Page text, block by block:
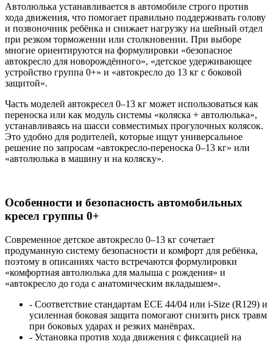
Автолюлька устанавливается в автомобиле строго против
хода движения, что помогает правильно поддерживать голову
и позвоночник ребёнка и снижает нагрузку на шейный отдел
при резком торможении или столкновении. При выборе
многие ориентируются на формулировки «безопасное
автокресло для новорождённого», «детское удерживающее
устройство группа 0+» и «автокресло до 13 кг с боковой
защитой».
Часть моделей автокресел 0–13 кг может использоваться как
переноска или как модуль системы «коляска + автолюлька»,
устанавливаясь на шасси совместимых прогулочных колясок.
Это удобно для родителей, которые ищут универсальное
решение по запросам «автокресло‑переноска 0–13 кг» или
«автолюлька в машину и на коляску».
Особенности и безопасность автомобильных
кресел группы 0+
Современное детское автокресло 0–13 кг сочетает
продуманную систему безопасности и комфорт для ребёнка,
поэтому в описаниях часто встречаются формулировки
«комфортная автолюлька для малыша с рождения» и
«автокресло до года с анатомическим вкладышем».
- Соответствие стандартам ECE 44/04 или i‑Size (R129) и
усиленная боковая защита помогают снизить риск травм
при боковых ударах и резких манёврах.
- Установка против хода движения с фиксацией на